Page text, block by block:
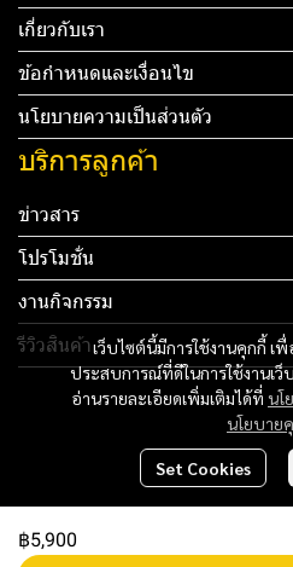
฿5,900
เว็บไซต์นี้มีการใช้งานคุกกี้
ประสบการณ์ที่ดีในการใช้งานเ
อ่านรายละเอียดเพิ่มเติมได้ที่ นโ
นโยบาย
Set Cookies
เกี่ยวกับเรา
ข้อกำหนดและเงื่อนไข
นโยบายความเป็นส่วนตัว
บริการลูกค้า
ข่าวสาร
โปรโมชั่น
งานกิจกรรม
รีวิวสินค้า
Tel: 012 345 67890 Email: